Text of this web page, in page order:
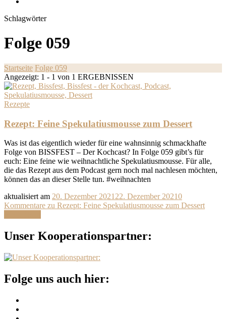
Schlagwörter
Folge 059
Startseite Folge 059
Angezeigt: 1 - 1 von 1 ERGEBNISSEN
Rezepte
Rezept: Feine Spekulatiusmousse zum Dessert
Was ist das eigentlich wieder für eine wahnsinnig schmackhafte
Folge von BISSFEST – Der Kochcast? In Folge 059 gibt’s für
euch: Eine feine wie weihnachtliche Spekulatiusmousse. Für alle,
die das Rezept aus dem Podcast gern noch mal nachlesen möchten,
können das an dieser Stelle tun. #weihnachten
aktualisiert am 20. Dezember 2021 22. Dezember 20210
Kommentare zu Rezept: Feine Spekulatiusmousse zum Dessert
Unser Kooperationspartner:
Folge uns auch hier: